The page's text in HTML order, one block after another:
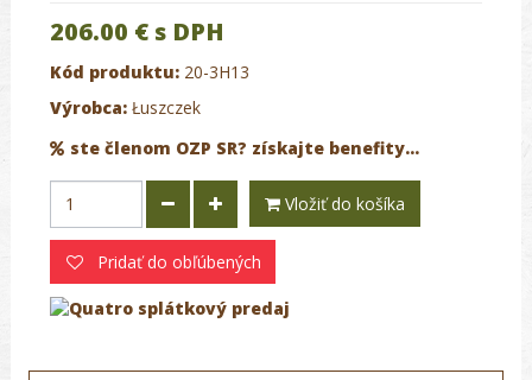
206.00 € s DPH
Kód produktu: 20-3H13
Výrobca: Łuszczek
ste členom OZP SR? získajte benefity...
Vložiť do košíka
Pridať do obľúbených